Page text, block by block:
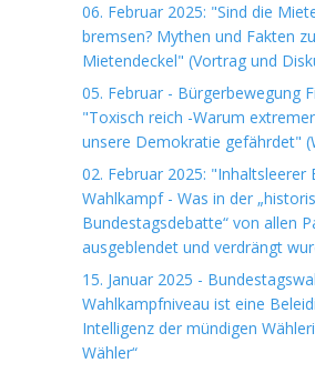
06. Februar 2025: "Sind die
bremsen? Mythen und Fakten
Mietendeckel" (Vortrag und
05. Februar - Bürgerbewegung
"Toxisch reich -Warum
unsere Demokratie gefährdet"
02. Februar 2025: "Inhaltsleerer
Wahlkampf - Was in der
Bundestagsdebatte“ von allen
ausgeblendet und verdrängt
15. Januar 2025 -
Wahlkampfniveau ist eine
Intelligenz der mündigen
Wähler“